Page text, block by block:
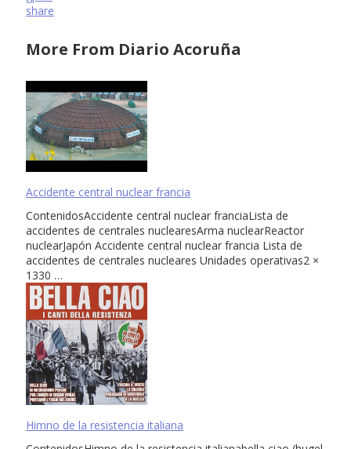
share
More From Diario Acoruña
Accidente central nuclear francia
ContenidosAccidente central nuclear franciaLista de
accidentes de centrales nuclearesArma nuclearReactor
nuclearJapón Accidente central nuclear francia Lista de
accidentes de centrales nucleares Unidades operativas2 ×
1330 …
Himno de la resistencia italiana